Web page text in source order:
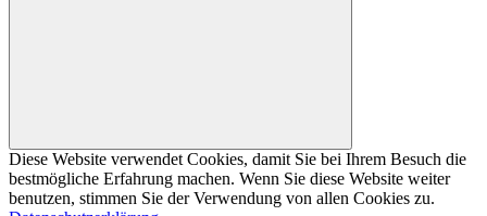
Diese Website verwendet Cookies, damit Sie bei Ihrem Besuch die
bestmögliche Erfahrung machen. Wenn Sie diese Website weiter
benutzen, stimmen Sie der Verwendung von allen Cookies zu.